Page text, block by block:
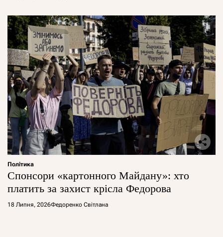
Політика
Спонсори «картонного Майдану»: хто
платить за захист крісла Федорова
18 Липня, 2026Федоренко Світлана